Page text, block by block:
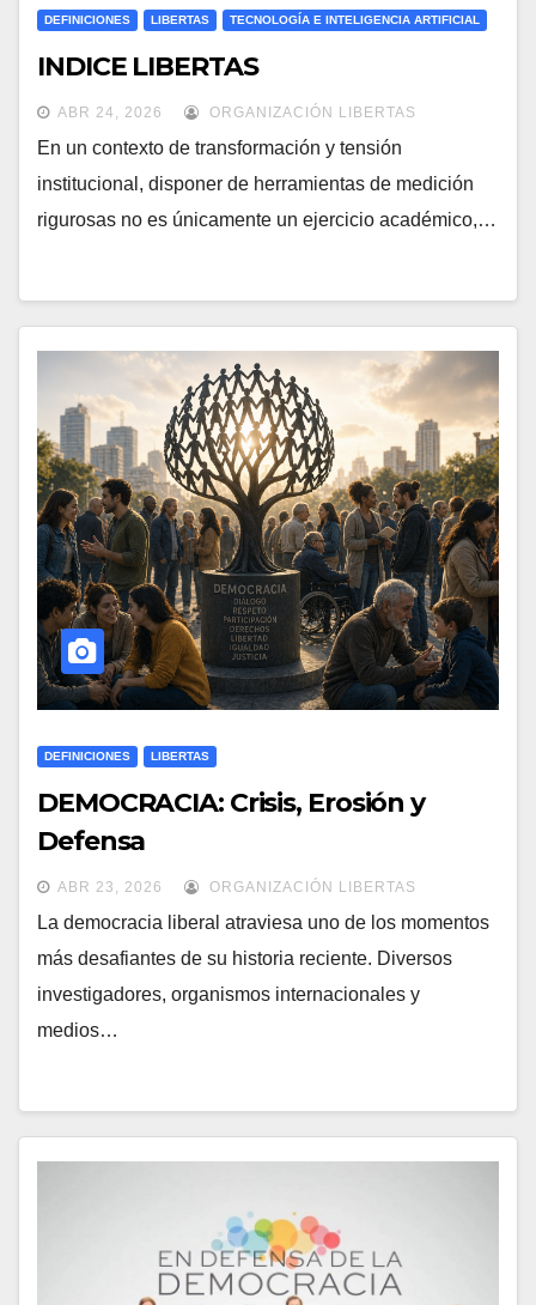
DEFINICIONES LIBERTAS TECNOLOGÍA E INTELIGENCIA ARTIFICIAL
INDICE LIBERTAS
ABR 24, 2026 ORGANIZACIÓN LIBERTAS
En un contexto de transformación y tensión
institucional, disponer de herramientas de medición
rigurosas no es únicamente un ejercicio académico,…
DEFINICIONES LIBERTAS
DEMOCRACIA: Crisis, Erosión y
Defensa
ABR 23, 2026 ORGANIZACIÓN LIBERTAS
La democracia liberal atraviesa uno de los momentos
más desafiantes de su historia reciente. Diversos
investigadores, organismos internacionales y
medios…